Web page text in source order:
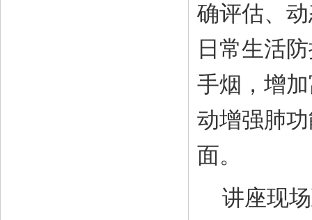
确评估、
日常生活
手烟，增
动增强肺
面。
讲座现